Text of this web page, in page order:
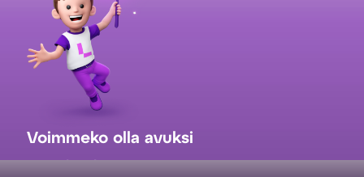
Voimmeko olla avuksi
myynti@loihde.com